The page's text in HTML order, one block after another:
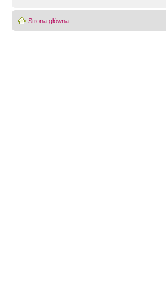
Strona główna